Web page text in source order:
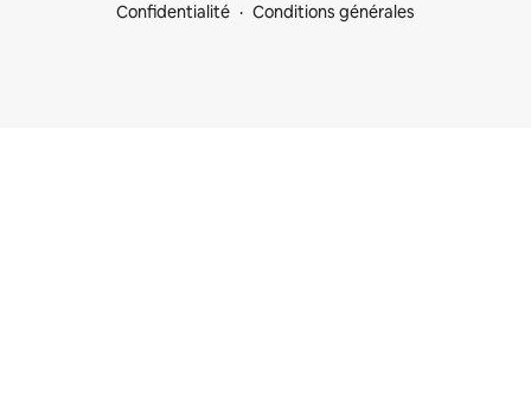
Confidentialité
Conditions générales